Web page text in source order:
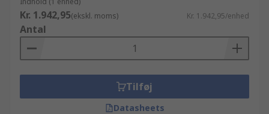
Kr. 1.942,95(ekskl. moms) Kr. 1.942,95/enhed
Antal
Tilføj
Datasheets